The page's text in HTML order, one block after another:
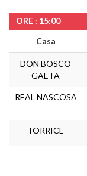
ORE : 15:00
Casa
DON BOSCO
GAETA
REAL NASCOSA
TORRICE